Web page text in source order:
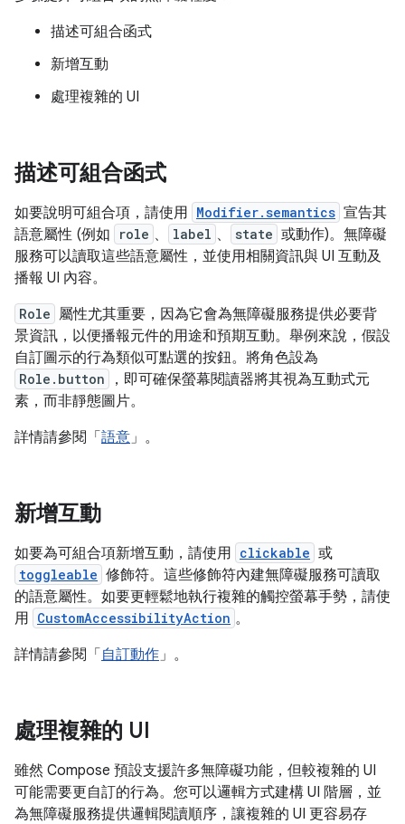
描述可組合函式
新增互動
處理複雜的 UI
描述可組合函式
如要說明可組合項，請使用 Modifier.semantics 宣告其
語意屬性 (例如
role 、 label 、 state 或動作)。無障礙
服務可以讀取這些語意屬性，並使用相關資訊與 UI 互動及
播報 UI 內容。
Role 屬性尤其重要，因為它會為無障礙服務提供必要背
景資訊，以便播報元件的用途和預期互動。舉例來說，假設
自訂圖示的行為類似可點選的按鈕。將角色設為
Role.button
，即可確保螢幕閱讀器將其視為互動式元
素，而非靜態圖片。
詳情請參閱「 語意」。
新增互動
如要為可組合項新增互動，請使用 clickable 或
toggleable 修飾符。這些修飾符內建無障礙服務可讀取
的語意屬性。如要更輕鬆地執行複雜的觸控螢幕手勢，請使
用 CustomAccessibilityAction 。
詳情請參閱「 自訂動作」。
處理複雜的 UI
雖然 Compose 預設支援許多無障礙功能，但較複雜的 UI
可能需要更自訂的行為。您可以邏輯方式建構 UI 階層，並
為無障礙服務提供邏輯閱讀順序，讓複雜的 UI 更容易存